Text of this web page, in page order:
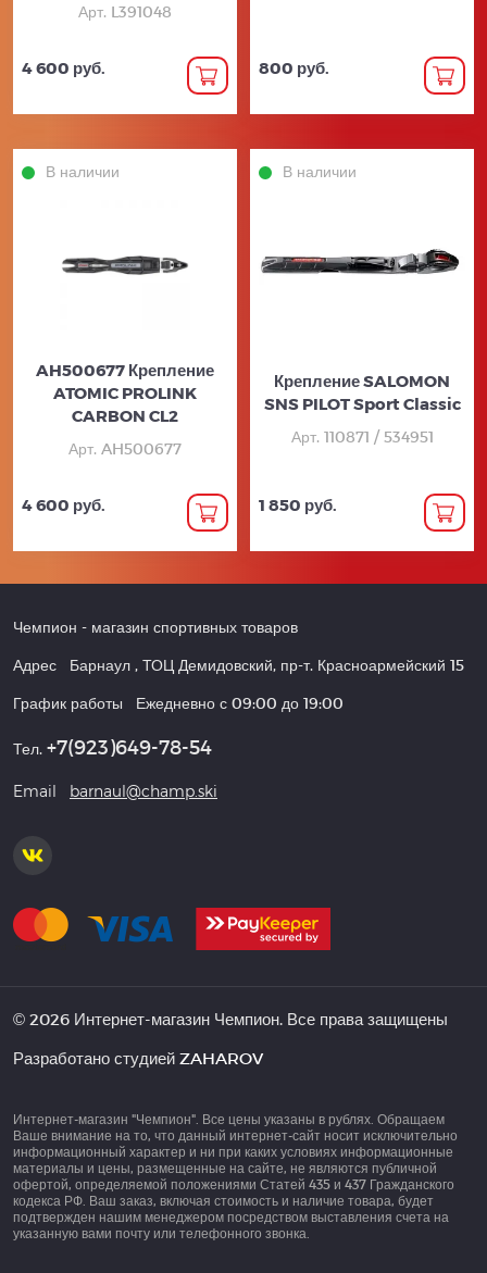
Арт. L391048
4 600 руб. 800 руб.
В наличии
AH500677 Крепление
ATOMIC PROLINK
CARBON CL2
Арт. AH500677
4 600 руб.
В наличии
Крепление SALOMON
SNS PILOT Sport Classic
Арт. 110871 / 534951
1 850 руб.
Чемпион - магазин спортивных товаров
Адрес Барнаул , ТОЦ Демидовский, пр-т. Красноармейский 15
График работы Ежедневно с 09:00 до 19:00
Тел. +7(923)649-78-54
Email barnaul@champ.ski
© 2026 Интернет-магазин Чемпион. Все права защищены
Разработано студией ZAHAROV
Интернет-магазин "Чемпион". Все цены указаны в рублях. Обращаем
Ваше внимание на то, что данный интернет-сайт носит исключительно
информационный характер и ни при каких условиях информационные
материалы и цены, размещенные на сайте, не являются публичной
офертой, определяемой положениями Статей 435 и 437 Гражданского
кодекса РФ. Ваш заказ, включая стоимость и наличие товара, будет
подтвержден нашим менеджером посредством выставления счета на
указанную вами почту или телефонного звонка.